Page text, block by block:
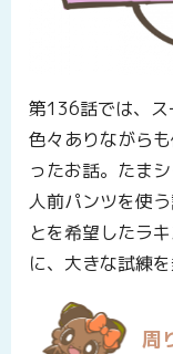
第136話では、ス
色々ありながら
ったお話。たま
人前パンツを使
とを希望したラ
に、大きな試練
周